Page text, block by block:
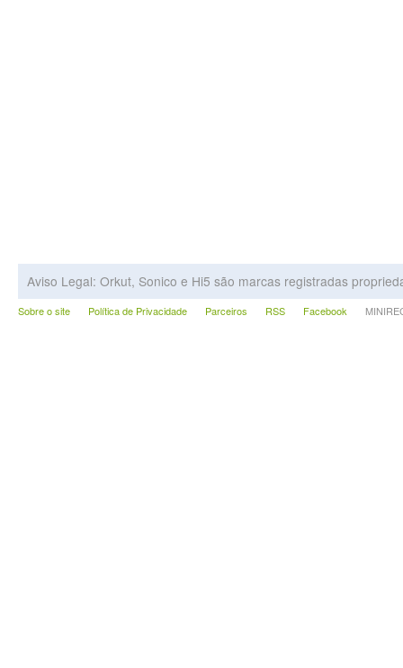
Aviso Legal: Orkut, Sonico e Hi5 são marcas registradas
Sobre o site Política de Privacidade Parceiros RSS Facebook